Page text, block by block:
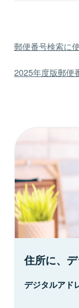
郵便番号検索に
2025年度版郵便
住所に、デ
デジタルアド